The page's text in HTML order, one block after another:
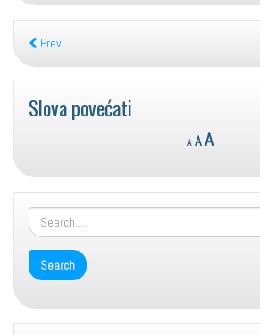
Prev
Slova povećati
A
Decrease
font
A Reset
size.
AIncrease
size.